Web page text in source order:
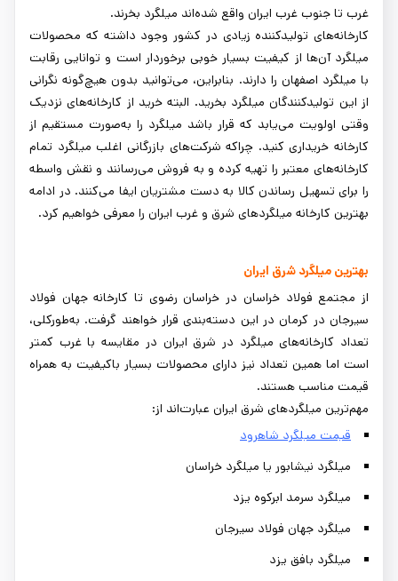
غرب تا جنوب غرب ایران واقع شده‌اند میلگرد بخرند.
کارخانه‌های تولیدکننده زیادی در کشور وجود داشته که محصولات
میلگرد آن‌ها از کیفیت بسیار خوبی برخوردار است و توانایی رقابت
با میلگرد اصفهان را دارند. بنابراین، می‌توانید بدون هیچ‌گونه نگرانی
از این تولیدکنندگان میلگرد بخرید. البته خرید از کارخانه‌های نزدیک
وقتی اولویت می‌یابد که قرار باشد میلگرد را به‌صورت مستقیم از
کارخانه خریداری کنید. چراکه شرکت‌های بازرگانی اغلب میلگرد تمام
کارخانه‌های معتبر را تهیه کرده و به فروش می‌رسانند و نقش واسطه
را برای تسهیل رساندن کالا به دست مشتریان ایفا می‌کنند. در ادامه
بهترین کارخانه میلگردهای شرق و غرب ایران را معرفی خواهیم کرد.
بهترین میلگرد شرق ایران
از مجتمع فولاد خراسان در خراسان رضوی تا کارخانه جهان فولاد
سیرجان در کرمان در این دسته‌بندی قرار خواهند گرفت. به‌طورکلی،
تعداد کارخانه‌های میلگرد در شرق ایران در مقایسه با غرب کمتر
است اما همین تعداد نیز دارای محصولات بسیار باکیفیت به همراه
قیمت مناسب هستند.
مهم‌ترین میلگردهای شرق ایران عبارت‌اند از:
قیمت میلگرد شاهرود
میلگرد نیشابور یا میلگرد خراسان
میلگرد سرمد ابرکوه یزد
میلگرد جهان فولاد سیرجان
میلگرد بافق یزد